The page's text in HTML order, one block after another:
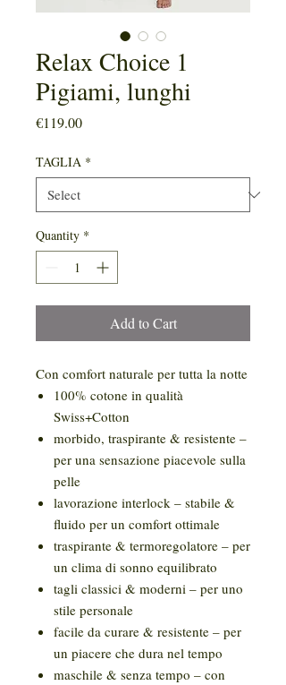
Relax Choice 1
Pigiami, lunghi
€119.00Price
TAGLIA *
Quantity *
Add to Cart
Con comfort naturale per tutta la notte
100% cotone in qualità
Swiss+Cotton
morbido, traspirante & resistente –
per una sensazione piacevole sulla
pelle
lavorazione interlock – stabile &
fluido per un comfort ottimale
traspirante & termoregolatore – per
un clima di sonno equilibrato
tagli classici & moderni – per uno
stile personale
facile da curare & resistente – per
un piacere che dura nel tempo
maschile & senza tempo – con